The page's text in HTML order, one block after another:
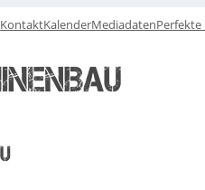
KontaktKalenderMediadatenPerfekte